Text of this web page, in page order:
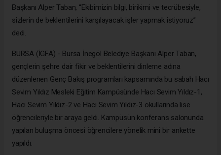
Başkanı Alper Taban, “Ekibimizin bilgi, birikimi ve tecrübesiyle,
sizlerin de beklentilerini karşılayacak işler yapmak istiyoruz”
dedi.
BURSA (İGFA) - Bursa İnegöl Belediye Başkanı Alper Taban,
gençlerin şehre dair fikir ve beklentilerini dinleme adına
düzenlenen Genç Bakış programları kapsamında bu sabah Hacı
Sevim Yıldız Mesleki Eğitim Kampüsünde Hacı Sevim Yıldız-1,
Hacı Sevim Yıldız-2 ve Hacı Sevim Yıldız-3 okullarında lise
öğrencileriyle bir araya geldi. Kampüsün konferans salonunda
yapılan buluşma öncesi öğrencilere yönelik mini bir ankette
yapıldı.